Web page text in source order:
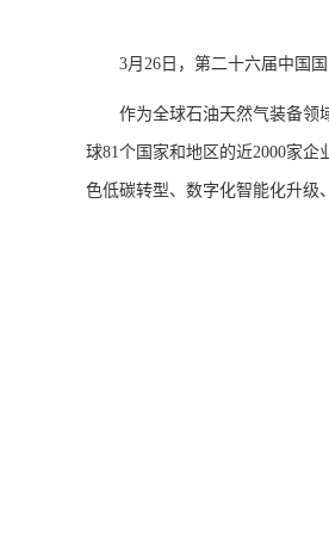
3月26日，第二十六届中国
作为全球石油天然气装备领
球81个国家和地区的近2000家
色低碳转型、数字化智能化升级